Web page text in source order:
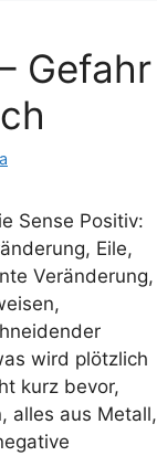
Gefahr
Sense Positiv:
Eile,
Veränderung,
wird plötzlich
kurz bevor,
alles aus Metall,